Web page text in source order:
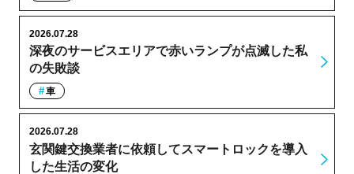
深夜のサービスエリアで赤いランプが点滅した私
の失敗談
2026.07.28
車
玄関鍵交換業者に依頼してスマートロックを導入
した生活の変化
2026.07.28